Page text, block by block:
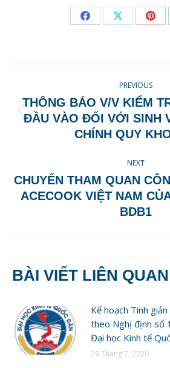
Share Share
NAVIGATION
PREVIOUS
post:
THÔNG BÁO V/V KIỂM
ĐẦU VÀO ĐỐI VỚI SINH
CHÍNH QUY
NEXT
Next
post:
CHUYẾN THAM QUAN
ACECOOK VIỆT NAM
BDB1
BÀI VIẾT LIÊN QUAN
Kế hoạch Tinh
theo Nghị định số
Đại học Kinh tế
29 Tháng 7, 2026